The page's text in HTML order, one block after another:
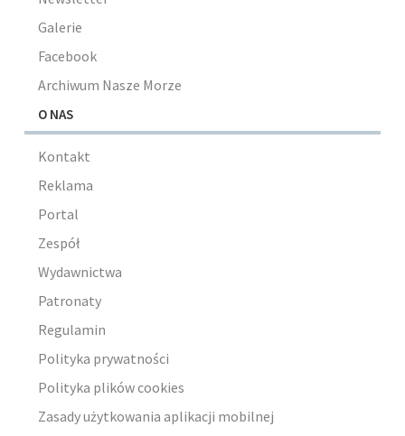
Galerie
Facebook
Archiwum Nasze Morze
O NAS
Kontakt
Reklama
Portal
Zespół
Wydawnictwa
Patronaty
Regulamin
Polityka prywatności
Polityka plików cookies
Zasady użytkowania aplikacji mobilnej